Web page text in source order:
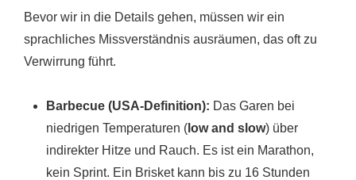
Bevor wir in die Details gehen, müssen wir ein
sprachliches Missverständnis ausräumen, das oft zu
Verwirrung führt.
Barbecue (USA-Definition): Das Garen bei
niedrigen Temperaturen ( low and slow) über
indirekter Hitze und Rauch. Es ist ein Marathon,
kein Sprint. Ein Brisket kann bis zu 16 Stunden